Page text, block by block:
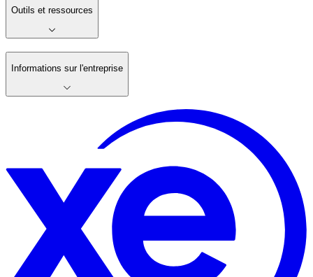
Outils et ressources
Informations sur l'entreprise